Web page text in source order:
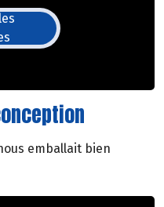
emballait bien